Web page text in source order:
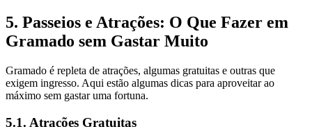
5. Passeios e Atrações: O Que Fazer em
Gramado sem Gastar Muito
Gramado é repleta de atrações, algumas gratuitas e outras que
exigem ingresso. Aqui estão algumas dicas para aproveitar ao
máximo sem gastar uma fortuna.
5.1. Atrações Gratuitas